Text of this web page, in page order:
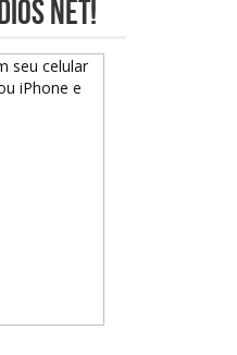
Net!